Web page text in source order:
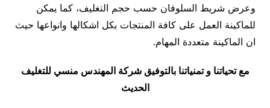
وعرض شريط السلوفان حسب حجم التغليف، كما يمكن
للماكينة العمل على كافة المنتجات بكل اشكالها وانواعها حيث
ان الماكينة متعددة المهام.
مع تحياتنا و تمنياتنا بالتوفيق شركة المهندس منسي للتغليف
الحديث